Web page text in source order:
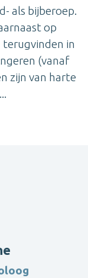
als bijberoep.
op
in
(vanaf
zijn van harte